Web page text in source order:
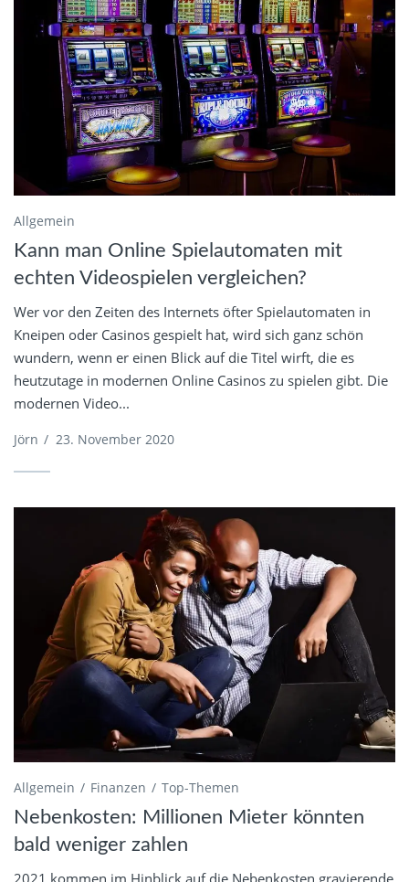
Allgemein
Kann man Online Spielautomaten mit
echten Videospielen vergleichen?
Wer vor den Zeiten des Internets öfter Spielautomaten in
Kneipen oder Casinos gespielt hat, wird sich ganz schön
wundern, wenn er einen Blick auf die Titel wirft, die es
heutzutage in modernen Online Casinos zu spielen gibt. Die
modernen Video...
Jörn / 23. November 2020
Allgemein Finanzen Top-Themen
Nebenkosten: Millionen Mieter könnten
bald weniger zahlen
2021 kommen im Hinblick auf die Nebenkosten gravierende